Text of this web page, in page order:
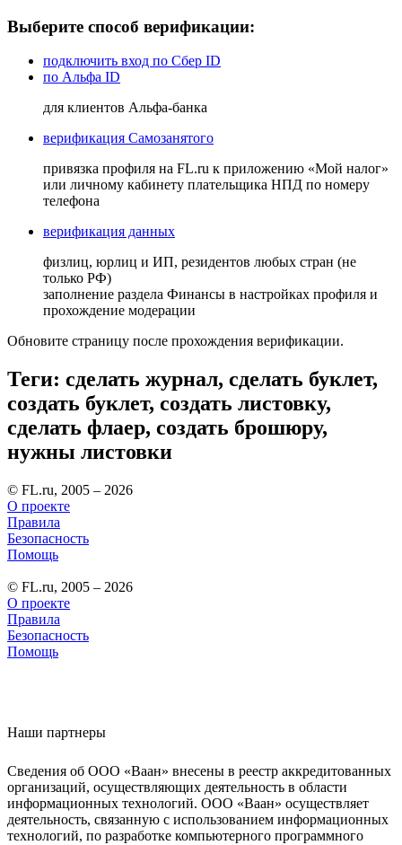
Выберите способ верификации:
подключить вход по Сбер ID
по Альфа ID
для клиентов Альфа-банка
верификация Самозанятого
привязка профиля на FL.ru к приложению «Мой налог»
или личному кабинету плательщика НПД по номеру
телефона
верификация данных
физлиц, юрлиц и ИП, резидентов любых стран (не
только РФ)
заполнение раздела Финансы в настройках профиля и
прохождение модерации
Обновите страницу после прохождения верификации.
Теги: сделать журнал, сделать буклет,
создать буклет, создать листовку,
сделать флаер, создать брошюру,
нужны листовки
© FL.ru, 2005 – 2026
О проекте
Правила
Безопасность
Помощь
© FL.ru, 2005 – 2026
О проекте
Правила
Безопасность
Помощь
Наши партнеры
Сведения об ООО «Ваан» внесены в реестр аккредитованных
организаций, осуществляющих деятельность в области
информационных технологий. ООО «Ваан» осуществляет
деятельность, связанную с использованием информационных
технологий, по разработке компьютерного программного